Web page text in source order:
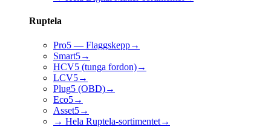
Ruptela
Pro5 — Flaggskepp→
Smart5→
HCV5 (tunga fordon)→
LCV5→
Plug5 (OBD)→
Eco5→
Asset5→
→ Hela Ruptela-sortimentet→